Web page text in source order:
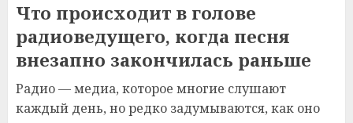
Что происходит в голове
радиоведущего, когда песня
внезапно закончилась раньше
Радио — медиа, которое многие слушают
каждый день, но редко задумываются, как оно